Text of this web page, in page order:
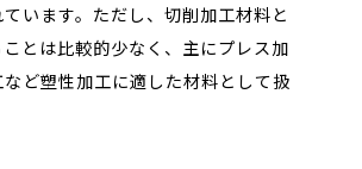
います。ただし、切削加工材料と
ことは比較的少なく、主にプレス加
ど塑性加工に適した材料として扱